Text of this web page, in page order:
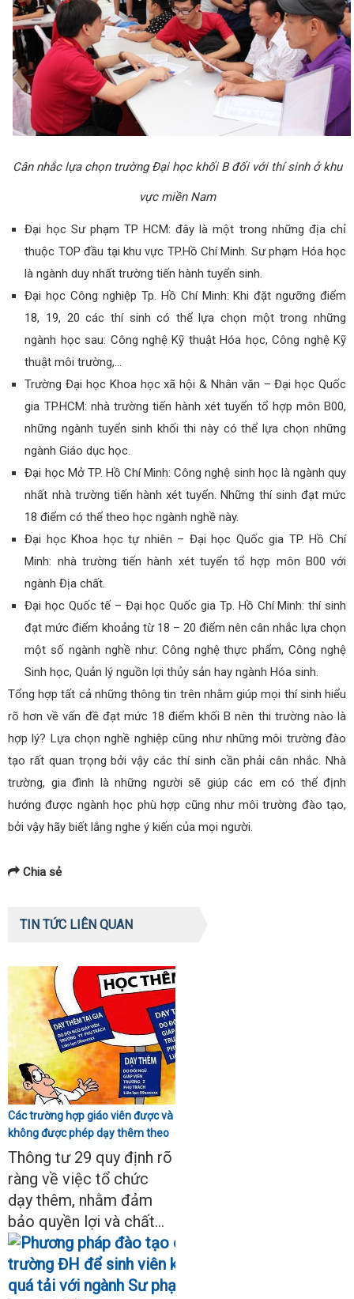
Cân nhắc lựa chọn trường Đại học khối B đối với thí sinh ở khu
vực miền Nam
Đại học Sư phạm TP HCM: đây là một trong những địa chỉ
thuộc TOP đầu tại khu vực TP.Hồ Chí Minh. Sư phạm Hóa học
là ngành duy nhất trường tiến hành tuyển sinh.
Đại học Công nghiệp Tp. Hồ Chí Minh: Khi đặt ngưỡng điểm
18, 19, 20 các thí sinh có thể lựa chọn một trong những
ngành học sau: Công nghệ Kỹ thuật Hóa học, Công nghệ Kỹ
thuật môi trường,…
Trường Đại học Khoa học xã hội & Nhân văn – Đại học Quốc
gia TP.HCM: nhà trường tiến hành xét tuyển tổ hợp môn B00,
những ngành tuyển sinh khối thi này có thể lựa chọn những
ngành Giáo dục học.
Đại học Mở TP. Hồ Chí Minh: Công nghệ sinh học là ngành quy
nhất nhà trường tiến hành xét tuyển. Những thí sinh đạt mức
18 điểm có thể theo học ngành nghề này.
Đại học Khoa học tự nhiên – Đại học Quốc gia TP. Hồ Chí
Minh: nhà trường tiến hành xét tuyển tổ hợp môn B00 với
ngành Địa chất.
Đại học Quốc tế – Đại học Quốc gia Tp. Hồ Chí Minh: thí sinh
đạt mức điểm khoảng từ 18 – 20 điểm nên cân nhắc lựa chọn
một số ngành nghề như: Công nghệ thực phẩm, Công nghệ
Sinh học, Quản lý nguồn lợi thủy sản hay ngành Hóa sinh.
Tổng hợp tất cả những thông tin trên nhằm giúp mọi thí sinh hiểu
rõ hơn về vấn đề đạt mức 18 điểm khối B nên thi trường nào là
hợp lý? Lựa chọn nghề nghiệp cũng như những môi trường đào
tạo rất quan trọng bởi vậy các thí sinh cần phải cân nhắc. Nhà
trường, gia đình là những người sẽ giúp các em có thể định
hướng được ngành học phù hợp cũng như môi trường đào tạo,
bởi vậy hãy biết lắng nghe ý kiến của mọi người.
Chia sẻ
TIN TỨC LIÊN QUAN
Các trường hợp giáo viên được và
không được phép dạy thêm theo
Thông tư 29
Thông tư 29 quy định rõ
ràng về việc tổ chức
dạy thêm, nhằm đảm
bảo quyền lợi và chất...